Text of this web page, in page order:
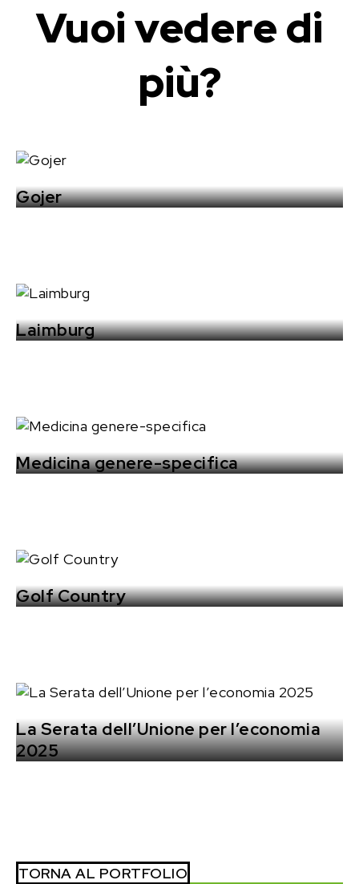
Vuoi vedere di
più?
Gojer
Laimburg
Medicina genere-specifica
Golf Country
La Serata dell’Unione per l’economia
2025
TORNA AL PORTFOLIO